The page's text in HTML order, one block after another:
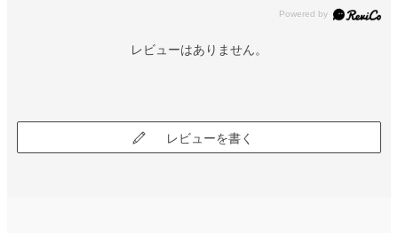
レビューはありません。
レビューを書く